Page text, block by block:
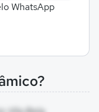
WhatsApp